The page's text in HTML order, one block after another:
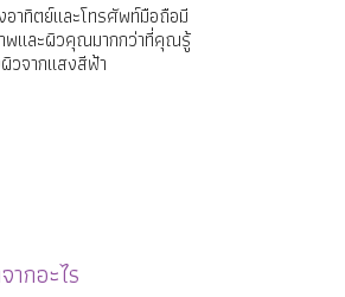
าทิตย์และโทรศัพท์มือถือมี
พและผิวคุณมากกว่าที่คุณรู้
วจากแสงสีฟ้า
ากอะไร